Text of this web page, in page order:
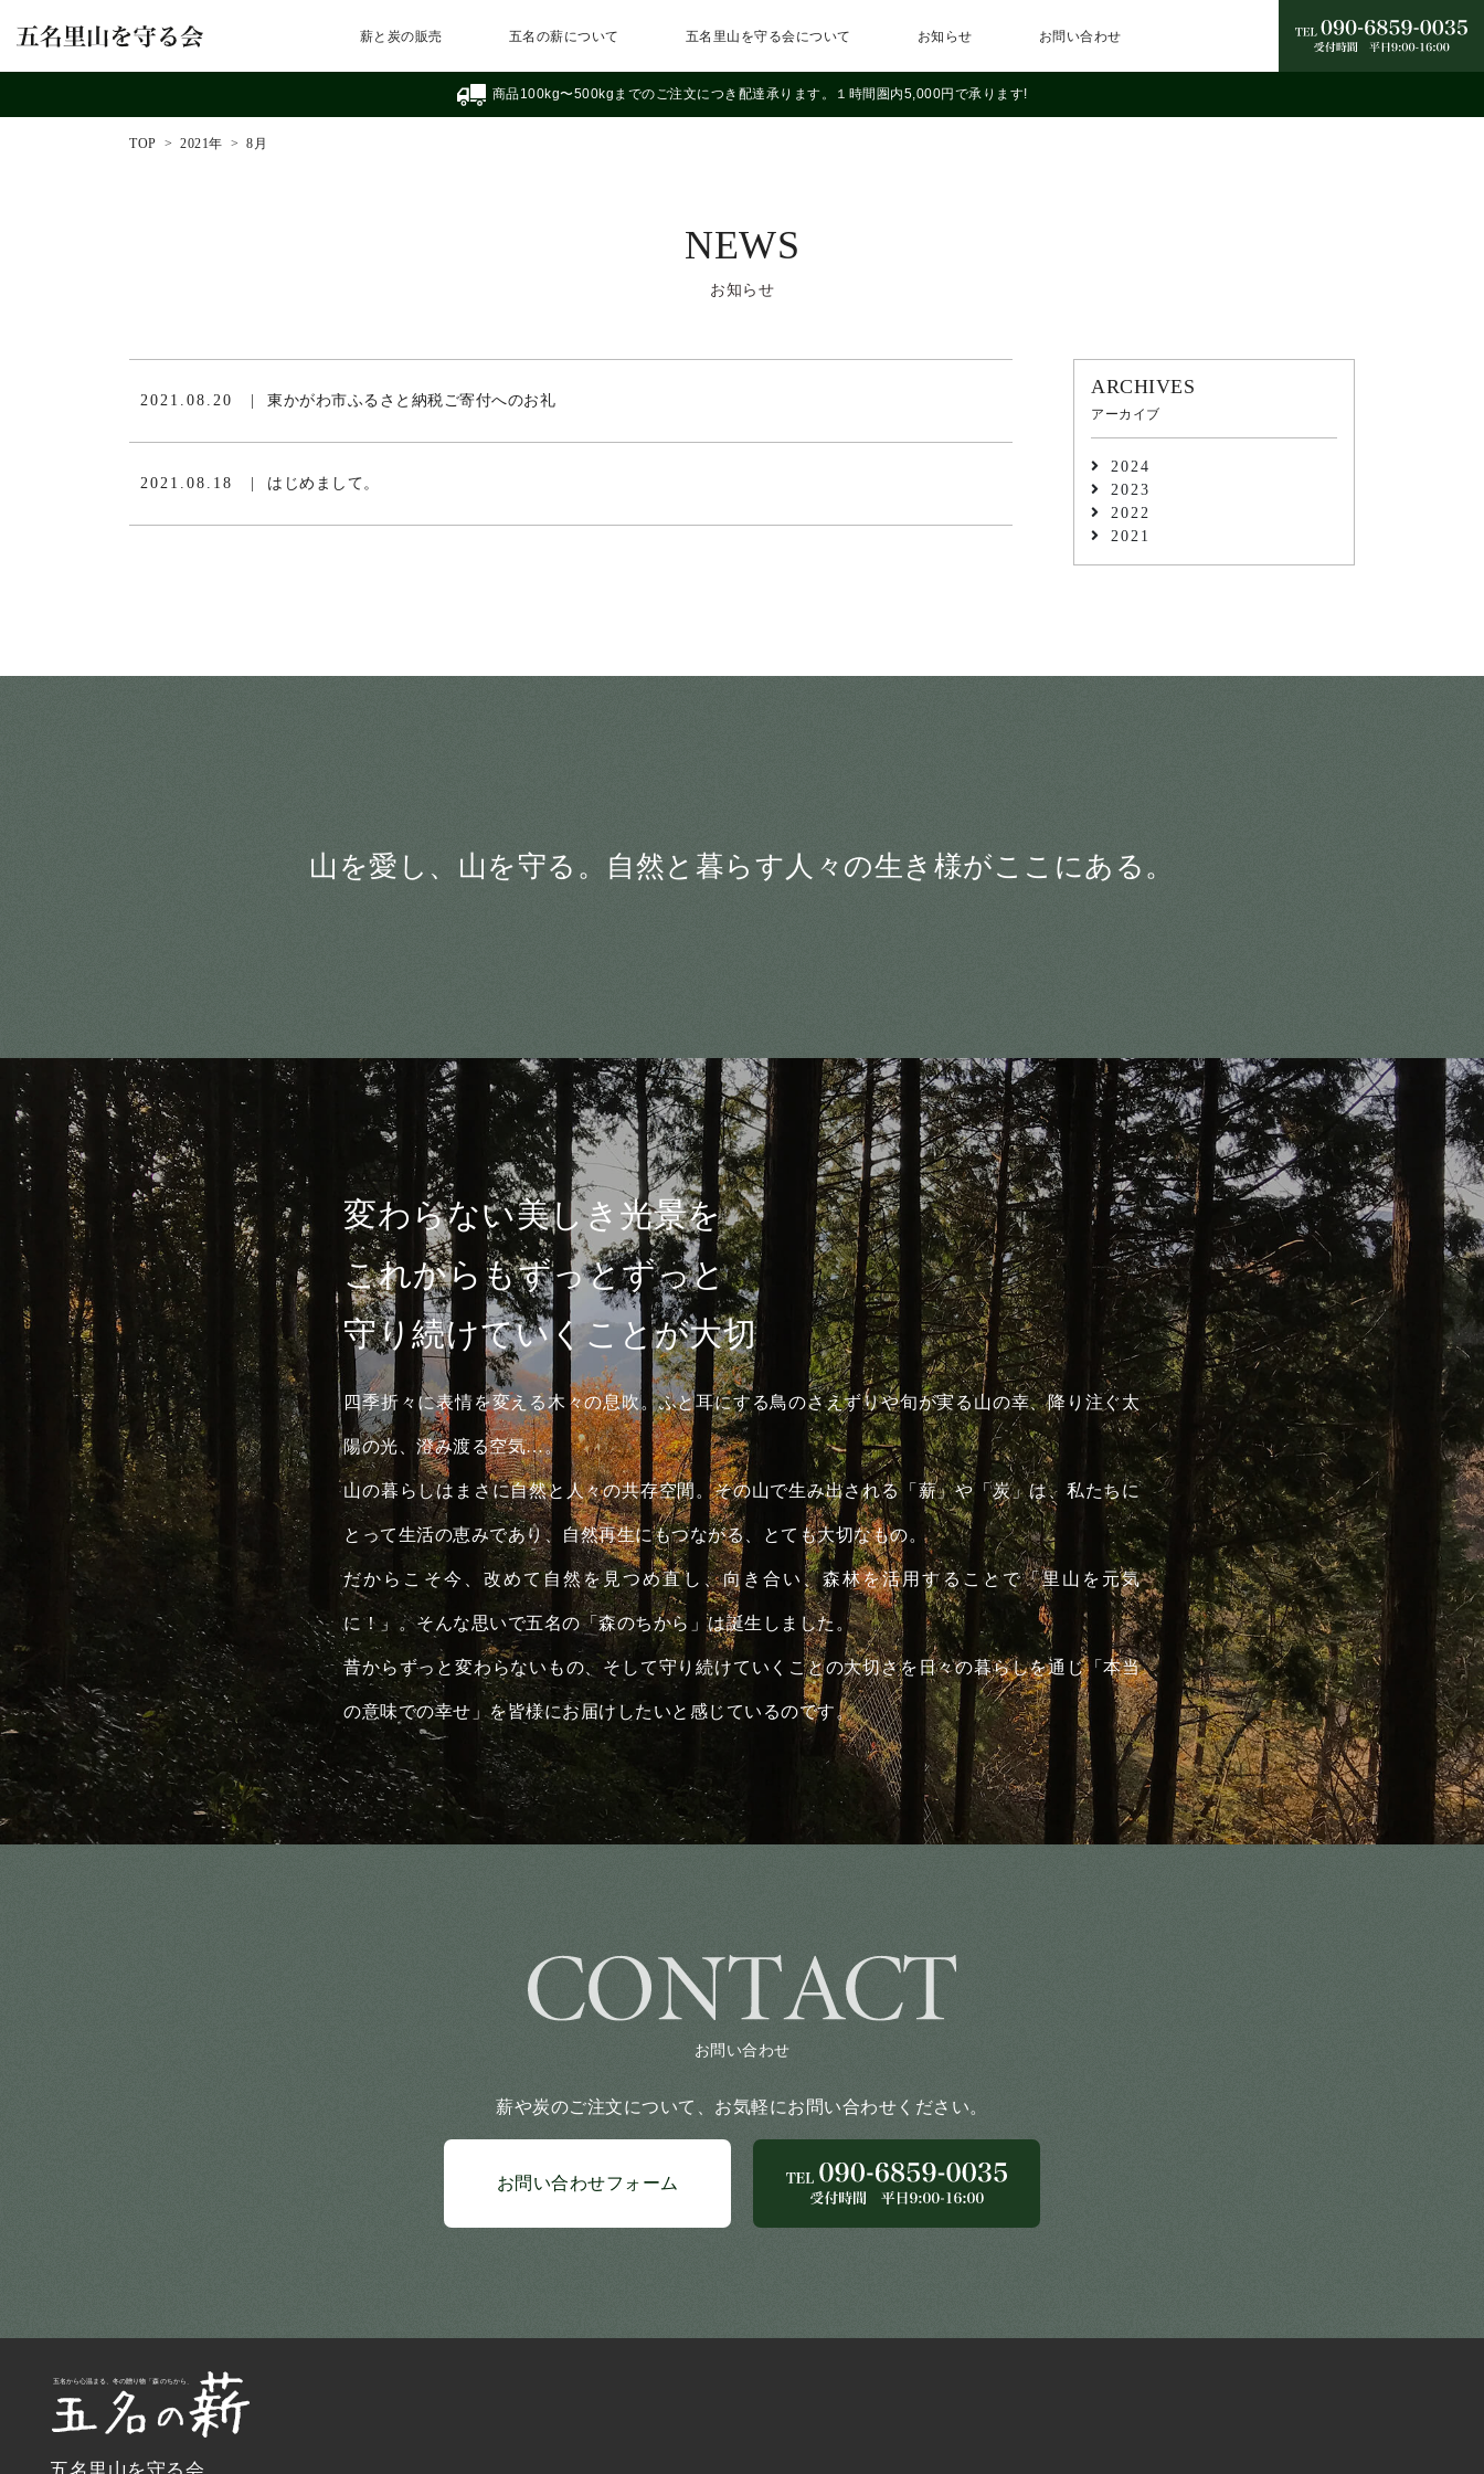
薪と炭の販売 五名の薪について 五名里山を守る会について お知らせ お問い合わせ
商品100kg〜500kgまでのご注文につき配達承ります。１時間圏内5,000円で承ります!
TOP 2021年 8月
NEWS
お知らせ
2021.08.20 東かがわ市ふるさと納税ご寄付へのお礼
2021.08.18 はじめまして。
ARCHIVES
アーカイブ
2024
2023
2022
2021
山を愛し、山を守る。 自然と暮らす人々の生き様がここにある。
変わらない美しき光景を
これからもずっとずっと
守り続けていくことが大切
四季折々に表情を変える木々の息吹。ふと耳にする鳥のさえずりや旬が実る山の幸、降り注ぐ太
陽の光、澄み渡る空気…。
山の暮らしはまさに自然と人々の共存空間。その山で生み出される「薪」や「炭」は、私たちに
とって生活の恵みであり、自然再生にもつながる、とても大切なもの。
だからこそ今、改めて自然を見つめ直し、向き合い、森林を活用することで「里山を元気
に！」。そんな思いで五名の「森のちから」は誕生しました。
昔からずっと変わらないもの、そして守り続けていくことの大切さを日々の暮らしを通じ「本当
の意味での幸せ」を皆様にお届けしたいと感じているのです。
お問い合わせ
薪や炭のご注文について、 お気軽にお問い合わせください。
お問い合わせフォーム